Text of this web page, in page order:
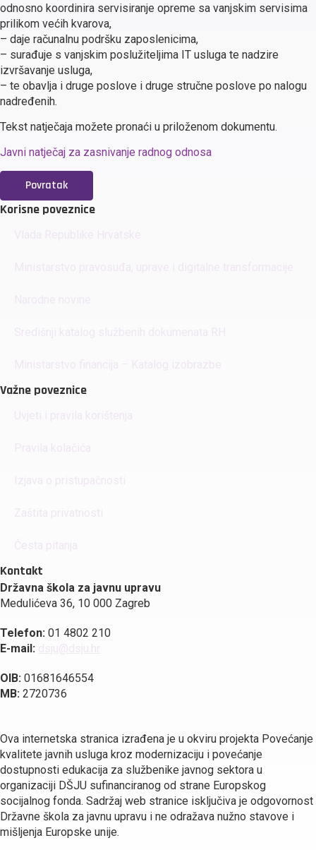
odnosno koordinira servisiranje opreme sa vanjskim servisima
prilikom većih kvarova,
– daje računalnu podršku zaposlenicima,
– surađuje s vanjskim poslužiteljima IT usluga te nadzire
izvršavanje usluga,
– te obavlja i druge poslove i druge stručne poslove po nalogu
nadređenih.
Tekst natječaja možete pronaći u priloženom dokumentu.
Javni natječaj za zasnivanje radnog odnosa
Povratak
Korisne poveznice
Važne poveznice
Kontakt
Državna škola za javnu upravu
Medulićeva 36, 10 000 Zagreb
Telefon: 01 4802 210
E-mail:
OIB: 01681646554
MB: 2720736
Ova internetska stranica izrađena je u okviru projekta Povećanje
kvalitete javnih usluga kroz modernizaciju i povećanje
dostupnosti edukacija za službenike javnog sektora u
organizaciji DŠJU sufinanciranog od strane Europskog
socijalnog fonda. Sadržaj web stranice isključiva je odgovornost
Državne škola za javnu upravu i ne odražava nužno stavove i
mišljenja Europske unije.